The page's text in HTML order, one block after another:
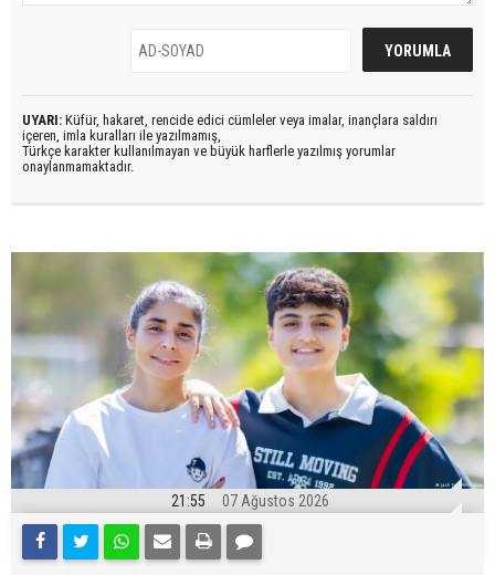
UYARI: Küfür, hakaret, rencide edici cümleler veya imalar, inançlara saldırı
içeren, imla kuralları ile yazılmamış,
Türkçe karakter kullanılmayan ve büyük harflerle yazılmış yorumlar
onaylanmamaktadır.
21:55 07 Ağustos 2026